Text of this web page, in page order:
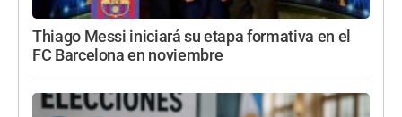
Thiago Messi iniciará su etapa formativa en el
FC Barcelona en noviembre